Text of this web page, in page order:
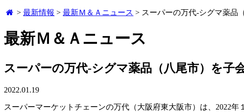
>最新情報 >最新Ｍ＆Ａニュース > スーパーの万代-シグマ薬品
最新Ｍ＆Ａニュース
スーパーの万代-シグマ薬品（八尾市）を子
2022.01.19
スーパーマーケットチェーンの万代（大阪府東大阪市）は、2022